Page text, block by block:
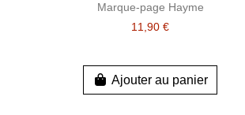
Marque-page Hayme
11,90 €
Ajouter au panier